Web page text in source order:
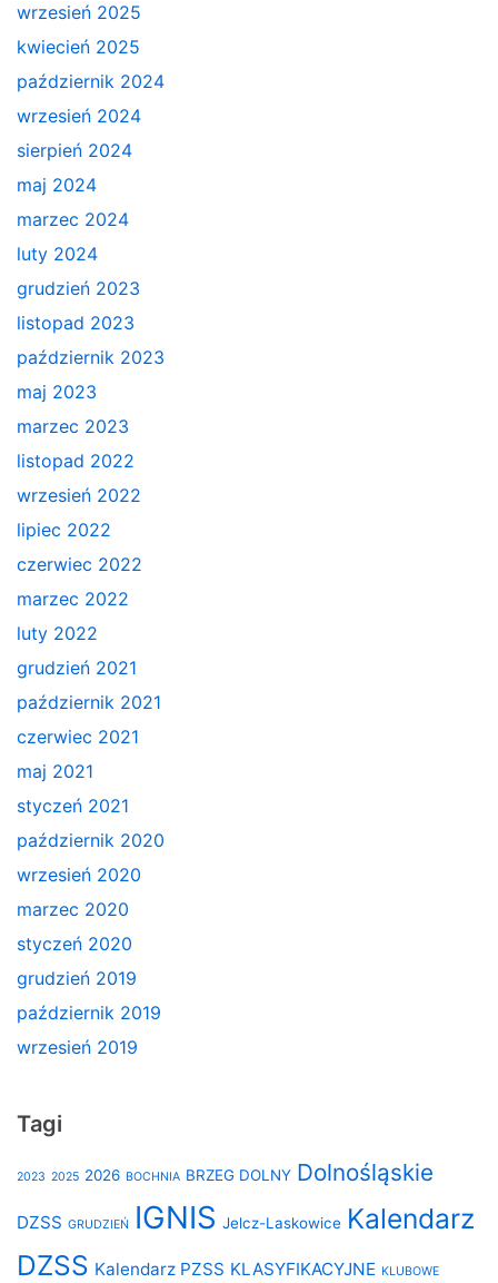
wrzesień 2025
kwiecień 2025
październik 2024
wrzesień 2024
sierpień 2024
maj 2024
marzec 2024
luty 2024
grudzień 2023
listopad 2023
październik 2023
maj 2023
marzec 2023
listopad 2022
wrzesień 2022
lipiec 2022
czerwiec 2022
marzec 2022
luty 2022
grudzień 2021
październik 2021
czerwiec 2021
maj 2021
styczeń 2021
październik 2020
wrzesień 2020
marzec 2020
styczeń 2020
grudzień 2019
październik 2019
wrzesień 2019
Tagi
2023 2025 2026 BOCHNIA BRZEG DOLNY Dolnośląskie
DZSS GRUDZIEŃ IGNIS Jelcz-Laskowice Kalendarz
DZSS Kalendarz PZSS KLASYFIKACYJNE KLUBOWE